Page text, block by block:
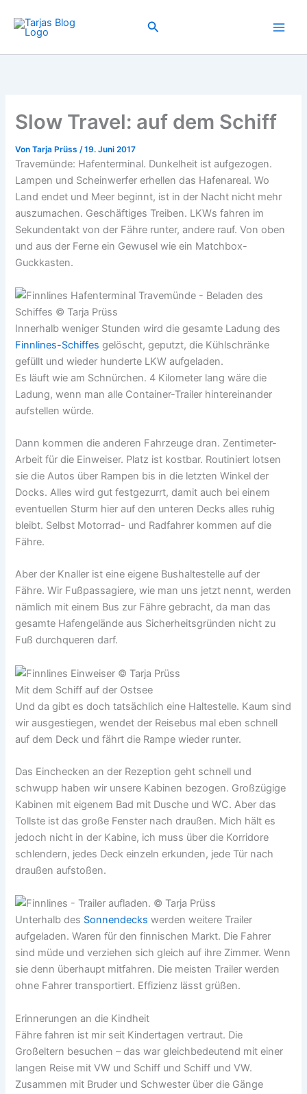
Inhalt
springen
Suchen
Slow Travel: auf dem Schiff
VonTarja Prüss/19. Juni 2017
​Travemünde: Hafenterminal. Dunkelheit ist aufgezogen.
Lampen und Scheinwerfer erhellen das Hafenareal. Wo
Land endet und Meer beginnt, ist in der Nacht nicht mehr
auszumachen. Geschäftiges Treiben. LKWs fahren im
Sekundentakt von der Fähre runter, andere rauf. Von oben
und aus der Ferne ein Gewusel wie ein Matchbox-
Guckkasten.
Innerhalb weniger Stunden wird die gesamte Ladung des
Finnlines-Schiffesgelöscht, geputzt, die Kühlschränke
gefüllt und wieder hunderte LKW aufgeladen.
Es läuft wie am Schnürchen. 4 Kilometer lang wäre die
Ladung, wenn man alle Container-Trailer hintereinander
aufstellen würde.
Dann kommen die anderen Fahrzeuge dran. Zentimeter-
Arbeit für die Einweiser. Platz ist kostbar. Routiniert lotsen
sie die Autos über Rampen bis in die letzten Winkel der
Docks. Alles wird gut festgezurrt, damit auch bei einem
eventuellen Sturm hier auf den unteren Decks alles ruhig
bleibt. Selbst Motorrad- und Radfahrer kommen auf die
Fähre.
Aber der Knaller ist eine eigene Bushaltestelle auf der
Fähre. Wir Fußpassagiere, wie man uns jetzt nennt, werden
nämlich mit einem Bus zur Fähre gebracht, da man das
gesamte Hafengelände aus Sicherheitsgründen nicht zu
Fuß durchqueren darf.
Mit dem Schiff auf der Ostsee
Und da gibt es doch tatsächlich eine Haltestelle. Kaum sind
wir ausgestiegen, wendet der Reisebus mal eben schnell
auf dem Deck und fährt die Rampe wieder runter.
Das Einchecken an der Rezeption geht schnell und
schwupp haben wir unsere Kabinen bezogen. Großzügige
Kabinen mit eigenem Bad mit Dusche und WC. Aber das
Tollste ist das große Fenster nach draußen. Mich hält es
jedoch nicht in der Kabine, ich muss über die Korridore
schlendern, jedes Deck einzeln erkunden, jede Tür nach
draußen aufstoßen.
Unterhalb des Sonnendecks werden weitere Trailer
aufgeladen. Waren für den finnischen Markt. Die Fahrer
sind müde und verziehen sich gleich auf ihre Zimmer. Wenn
sie denn überhaupt mitfahren. Die meisten Trailer werden
ohne Fahrer transportiert. Effizienz lässt grüßen.
Erinnerungen an die Kindheit
Fähre fahren ist mir seit Kindertagen vertraut. Die
Großeltern besuchen – das war gleichbedeutend mit einer
langen Reise mit VW und Schiff und Schiff und VW.
Zusammen mit Bruder und Schwester über die Gänge